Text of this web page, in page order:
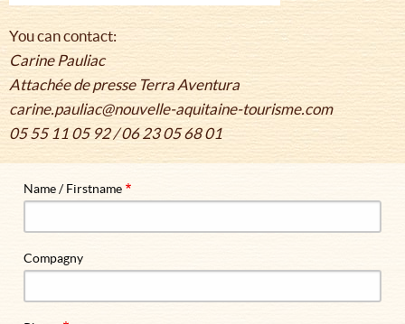
You can contact:
Carine Pauliac
Attachée de presse Terra Aventura
carine.pauliac@nouvelle-aquitaine-tourisme.com
05 55 11 05 92 / 06 23 05 68 01
Name / Firstname
Compagny